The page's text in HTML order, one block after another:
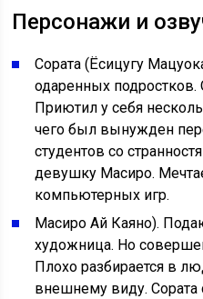
Персонажи и
Сората (Ёсицугу
одаренных
Приютил у себя
чего был вынужден
студентов со
девушку Масиро.
компьютерных игр.
Масиро Ай Каяно).
художница. Но
Плохо разбирается в
внешнему виду. Сората